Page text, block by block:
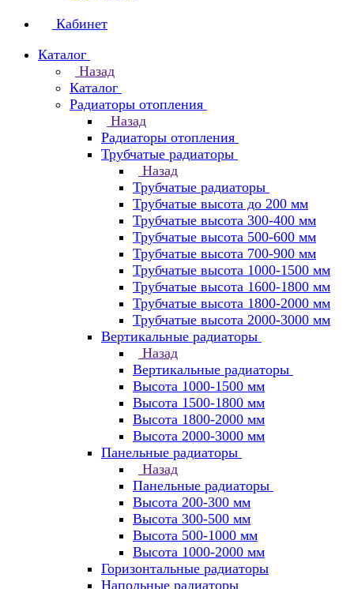
Кабинет
Каталог
Назад
Каталог
Радиаторы отопления
Назад
Радиаторы отопления
Трубчатые радиаторы
Назад
Трубчатые радиаторы
Трубчатые высота до 200 мм
Трубчатые высота 300-400 мм
Трубчатые высота 500-600 мм
Трубчатые высота 700-900 мм
Трубчатые высота 1000-1500 мм
Трубчатые высота 1600-1800 мм
Трубчатые высота 1800-2000 мм
Трубчатые высота 2000-3000 мм
Вертикальные радиаторы
Назад
Вертикальные радиаторы
Высота 1000-1500 мм
Высота 1500-1800 мм
Высота 1800-2000 мм
Высота 2000-3000 мм
Панельные радиаторы
Назад
Панельные радиаторы
Высота 200-300 мм
Высота 300-500 мм
Высота 500-1000 мм
Высота 1000-2000 мм
Горизонтальные радиаторы
Напольные радиаторы